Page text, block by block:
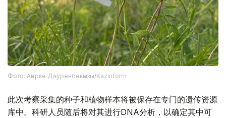
Фото: Ақерке Дәуренбекқызы/Kazinform
此次考察采集的种子和植物样本将被保存在专门的遗传资源
库中。科研人员随后将对其进行DNA分析，以确定其中可